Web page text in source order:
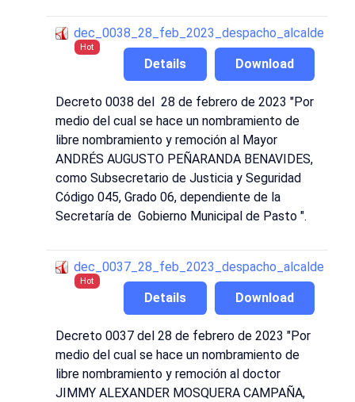
dec_0038_28_feb_2023_despacho_alcalde
Hot
Download
Details
Decreto 0038 del 28 de febrero de 2023 "Por
medio del cual se hace un nombramiento de
libre nombramiento y remoción al Mayor
ANDRÉS AUGUSTO PEÑARANDA BENAVIDES,
como Subsecretario de Justicia y Seguridad
Código 045, Grado 06, dependiente de la
Secretaría de Gobierno Municipal de Pasto ".
dec_0037_28_feb_2023_despacho_alcalde
Hot
Download
Details
Decreto 0037 del 28 de febrero de 2023 "Por
medio del cual se hace un nombramiento de
libre nombramiento y remoción al doctor
JIMMY ALEXANDER MOSQUERA CAMPAÑA,